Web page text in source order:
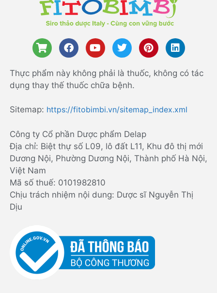
Thực phẩm này không phải là thuốc, không có tác
dụng thay thế thuốc chữa bệnh.
Sitemap: https://fitobimbi.vn/sitemap_index.xml
Công ty Cổ phần Dược phẩm Delap
Địa chỉ: Biệt thự số L09, lô đất L11, Khu đô thị mới
Dương Nội, Phường Dương Nội, Thành phố Hà Nội,
Việt Nam
Mã số thuế: 0101982810
Chịu trách nhiệm nội dung: Dược sĩ Nguyễn Thị
Dịu